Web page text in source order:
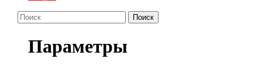
Поиск
Параметры